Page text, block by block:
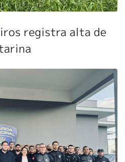
registra alta de